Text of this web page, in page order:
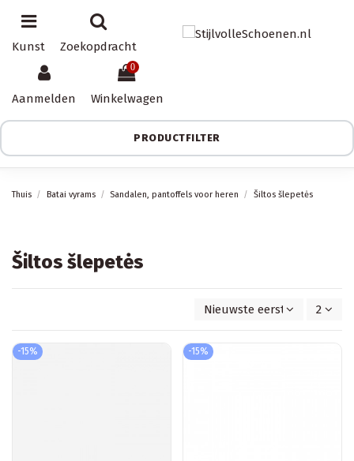
Kunst Zoekopdracht
Aanmelden
0
Winkelwagen
PRODUCTFILTER
Thuis Batai vyrams Sandalen, pantoffels voor heren Šiltos šlepetės
Šiltos šlepetės
Nieuwste eerst 2
-15% -15%